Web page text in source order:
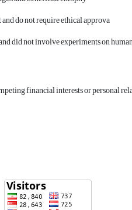
do not require ethical approva
did not involve experiments on
financial interests or personal